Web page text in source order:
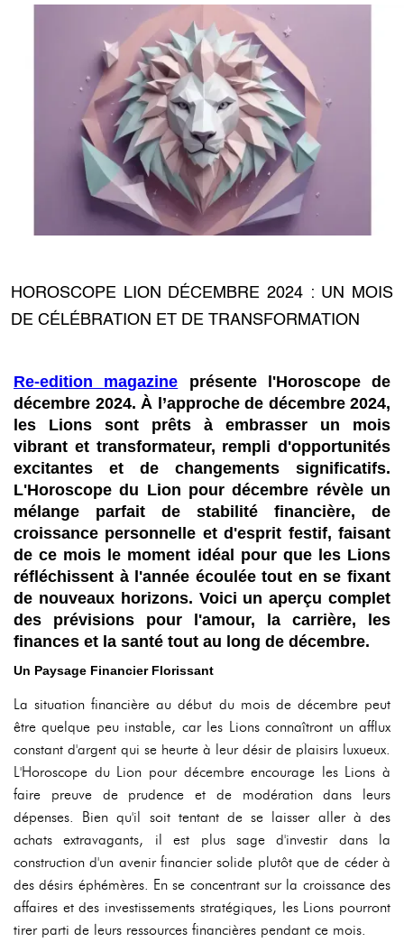
HOROSCOPE LION DÉCEMBRE 2024 : UN MOIS
DE CÉLÉBRATION ET DE TRANSFORMATION
Re-edition magazine présente l'Horoscope de
décembre 2024. À l’approche de décembre 2024,
les Lions sont prêts à embrasser un mois
vibrant et transformateur, rempli d'opportunités
excitantes et de changements significatifs.
L'Horoscope du Lion pour décembre révèle un
mélange parfait de stabilité financière, de
croissance personnelle et d'esprit festif, faisant
de ce mois le moment idéal pour que les Lions
réfléchissent à l'année écoulée tout en se fixant
de nouveaux horizons. Voici un aperçu complet
des prévisions pour l'amour, la carrière, les
finances et la santé tout au long de décembre.
Un Paysage Financier Florissant
La situation financière au début du mois de décembre peut
être quelque peu instable, car les Lions connaîtront un afflux
constant d'argent qui se heurte à leur désir de plaisirs luxueux.
L'Horoscope du Lion pour décembre encourage les Lions à
faire preuve de prudence et de modération dans leurs
dépenses. Bien qu'il soit tentant de se laisser aller à des
achats extravagants, il est plus sage d'investir dans la
construction d'un avenir financier solide plutôt que de céder à
des désirs éphémères. En se concentrant sur la croissance des
affaires et des investissements stratégiques, les Lions pourront
tirer parti de leurs ressources financières pendant ce mois.